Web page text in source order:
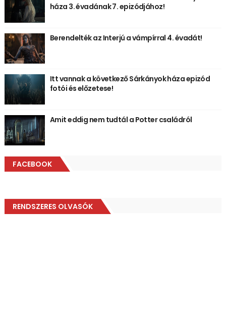
háza 3. évadának 7. epizódjához!
Berendelték az Interjú a vámpírral 4. évadát!
Itt vannak a következő Sárkányok háza epizód
fotói és előzetese!
Amit eddig nem tudtál a Potter családról
FACEBOOK
RENDSZERES OLVASÓK